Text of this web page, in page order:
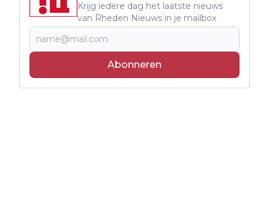
Krijg iedere dag het laatste nieuws
van Rheden Nieuws in je mailbox
Abonneren